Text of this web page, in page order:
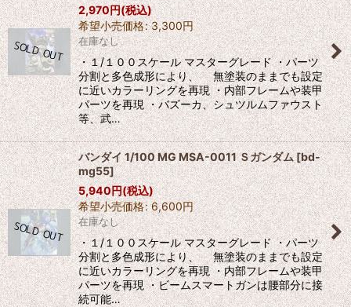
2,970円(税込)
希望小売価格: 3,300円
在庫なし
・１/１００スケール マスターグレード ・パーツ
分割と多色成形により、 無塗装のままでも設定
に近いカラーリングを再現 ・内部フレームや装甲
パーツを再現 ・バズーカ、シュツルムファウスト
等、武…
バンダイ 1/100 MG MSA-0011 Ｓガンダム[bd-
mg55]
5,940円(税込)
希望小売価格: 6,600円
在庫なし
・１/１００スケール マスターグレード ・パーツ
分割と多色成形により、 無塗装のままでも設定
に近いカラーリングを再現 ・内部フレームや装甲
パーツを再現 ・ビームスマートガンは腰部分に接
続可能…